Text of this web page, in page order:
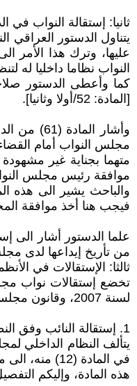
ثانيا: إستقالة النواب في
النواب نظاما داخليا له
كما وأعطى الدستور
[المادة: 52/أولا وثانيا].
مجلس النواب أمام
متهما بجناية غير
موافقة رئيس مجلس
والباحث يشير الى هذه
فيجب هنا أخذ موافقة
من تأريخ إيداعها لدى
ثالثا: الإستقالات في
لسنة 2007، وقانون مجلس النواب وتشكيلاته، رقم (13) لسنة 2018، وقانون إنتخابات مجلس النواب، رقم (9) لسنة 2020.
1. إستقالة النائب وفق النظام الداخلي:
في المادة
هذه المادة، وإليكم